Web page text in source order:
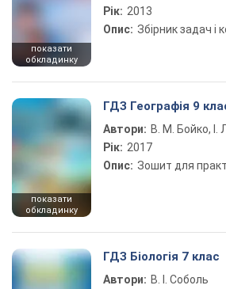
показати
обкладинку
Рік: 2013
Опис: Збірник задач і
показати
обкладинку
ГДЗ Географія 9
Автори: В. М. Бойко, І.
Рік: 2017
Опис: Зошит для
ГДЗ Біологія 7 клас
Автори: В. І. Соболь